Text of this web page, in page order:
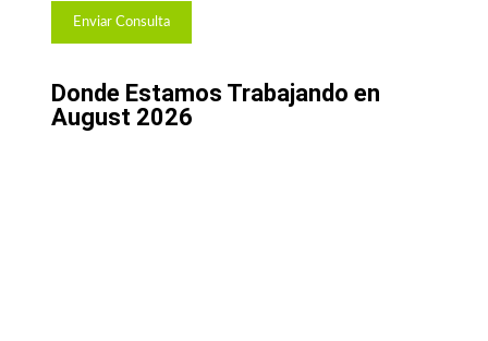
Donde Estamos Trabajando en
August 2026